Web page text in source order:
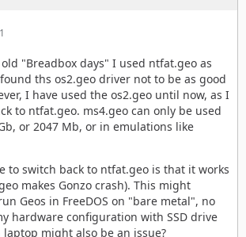
"Breadbox days" I used ntfat.geo as
ths os2.geo driver not to be as good
I have used the os2.geo until now, as I
to ntfat.geo. ms4.geo can only be used
or 2047 Mb, or in emulations like
to switch back to ntfat.geo is that it works
makes Gonzo crash). This might
Geos in FreeDOS on "bare metal", no
hardware configuration with SSD drive
might also be an issue?